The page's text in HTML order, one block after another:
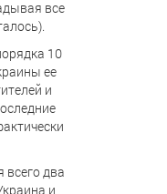
все
10
ее
и
всего два
и